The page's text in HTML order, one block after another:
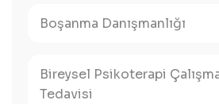
Boşanma Danışmanlığı
Bireysel Psikoterapi
Tedavisi